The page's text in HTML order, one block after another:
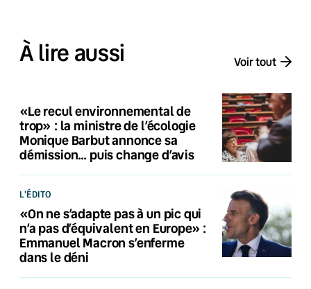
À lire aussi Voir tout
«Le recul environnemental de
trop» : la ministre de l’écologie
Monique Barbut annonce sa
démission… puis change d’avis
L'ÉDITO
«On ne s’adapte pas à un pic qui
n’a pas d’équivalent en Europe» :
Emmanuel Macron s’enferme
dans le déni